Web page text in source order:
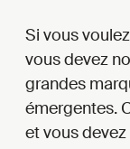
Si vous
vous devez
grandes
émergentes.
et vous